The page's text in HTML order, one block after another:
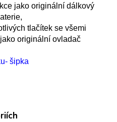
jako originální dálkový
tlačítek se všemi
originální ovladač
šipka